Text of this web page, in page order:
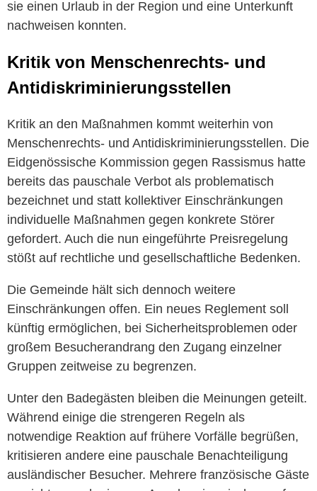
sie einen Urlaub in der Region und eine Unterkunft
nachweisen konnten.
Kritik von Menschenrechts- und
Antidiskriminierungsstellen
Kritik an den Maßnahmen kommt weiterhin von
Menschenrechts- und Antidiskriminierungsstellen. Die
Eidgenössische Kommission gegen Rassismus hatte
bereits das pauschale Verbot als problematisch
bezeichnet und statt kollektiver Einschränkungen
individuelle Maßnahmen gegen konkrete Störer
gefordert. Auch die nun eingeführte Preisregelung
stößt auf rechtliche und gesellschaftliche Bedenken.
Die Gemeinde hält sich dennoch weitere
Einschränkungen offen. Ein neues Reglement soll
künftig ermöglichen, bei Sicherheitsproblemen oder
großem Besucherandrang den Zugang einzelner
Gruppen zeitweise zu begrenzen.
Unter den Badegästen bleiben die Meinungen geteilt.
Während einige die strengeren Regeln als
notwendige Reaktion auf frühere Vorfälle begrüßen,
kritisieren andere eine pauschale Benachteiligung
ausländischer Besucher. Mehrere französische Gäste